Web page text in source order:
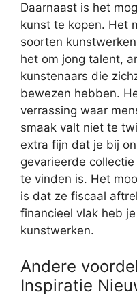
Daarnaast is het
kunst te kopen. Het
soorten
het om jong talent,
kunstenaars die
bewezen hebben.
verrassing waar
smaak valt niet te
extra fijn dat je bij
gevarieerde
te vinden is. Het
is dat ze fiscaal
financieel vlak heb
kunstwerken.
Andere
Inspiratie